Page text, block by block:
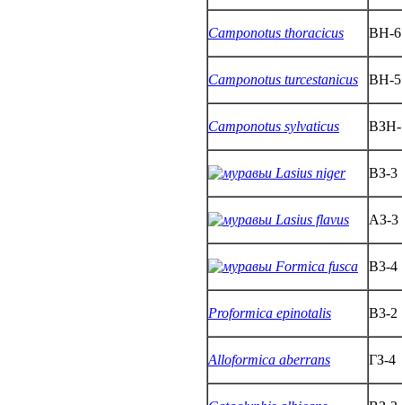
Camponotus thoracicus BH-6
Camponotus turcestanicus ВН-5
Camponotus sylvaticus
Lasius niger ВЗ-3
Lasius flavus АЗ-3
Formica fusca B3-4
Proformica epinotalis B3-2
Alloformica aberrans ГЗ-4